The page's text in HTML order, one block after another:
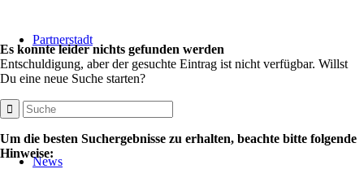
Partnerstadt
News
Es konnte leider nichts gefunden werden
Entschuldigung, aber der gesuchte Eintrag ist nicht verfügbar. Willst
Du eine neue Suche starten?
Um die besten Suchergebnisse zu erhalten, beachte bitte folgende
Hinweise: